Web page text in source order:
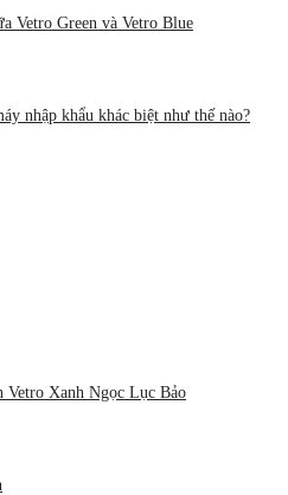
Vetro Green và Vetro Blue
nhập khẩu khác biệt như thế nào?
Xanh Ngọc Lục Bảo